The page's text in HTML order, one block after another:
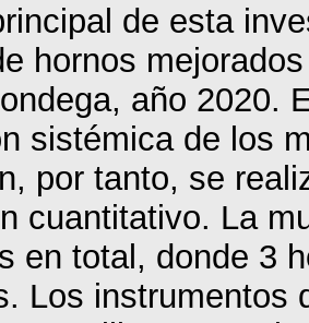
de esta
hornos
año 2020.
sistémica de los
por tanto, se
cuantitativo. La
en total, donde 3
Los instrumentos